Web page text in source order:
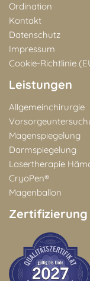
Ordination
Kontakt
Datenschutz
Impressum
Cookie-Richtlinie
Leistungen
Allgemeinchirurgie
Magenspiegelung
Darmspiegelung
Lasertherapie
CryoPen®
Magenballon
Zertifizierung